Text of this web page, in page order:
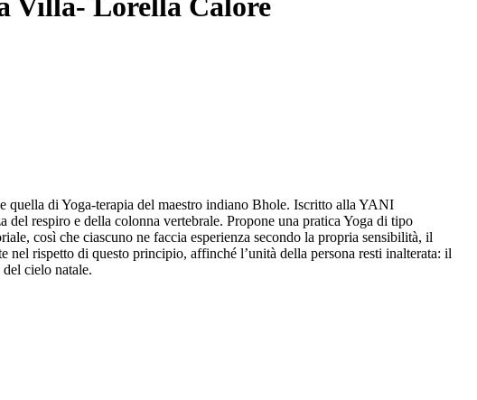
Villa- Lorella Calore
quella di Yoga-terapia del maestro indiano Bhole. Iscritto alla YANI
respiro e della colonna vertebrale. Propone una pratica Yoga di tipo
così che ciascuno ne faccia esperienza secondo la propria sensibilità, il
rispetto di questo principio, affinché l’unità della persona resti inalterata: il
cielo natale.